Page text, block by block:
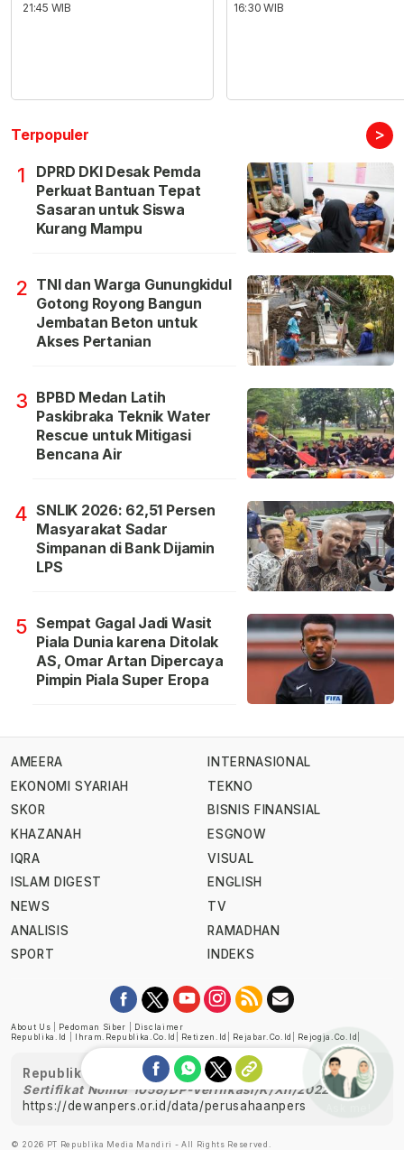
21:45 WIB
16:30 WIB
Terpopuler >
1
DPRD DKI Desak Pemda
Perkuat Bantuan Tepat
Sasaran untuk Siswa
Kurang Mampu
2 TNI dan Warga Gunungkidul
Gotong Royong Bangun
Jembatan Beton untuk
Akses Pertanian
3 BPBD Medan Latih
Paskibraka Teknik Water
Rescue untuk Mitigasi
Bencana Air
4 SNLIK 2026: 62,51 Persen
Masyarakat Sadar
Simpanan di Bank Dijamin
LPS
5 Sempat Gagal Jadi Wasit
Piala Dunia karena Ditolak
AS, Omar Artan Dipercaya
Pimpin Piala Super Eropa
AMEERA
EKONOMI SYARIAH
SKOR
KHAZANAH
IQRA
ISLAM DIGEST
NEWS
ANALISIS
SPORT
INTERNASIONAL
TEKNO
BISNIS FINANSIAL
ESGNOW
VISUAL
ENGLISH
TV
RAMADHAN
INDEKS
About Us Pedoman Siber
Disclaimer
Republika.id
Ihram.republika.co.id Retizen.id Rejabar.co.id Rejogja.co.id
Republika telah diverifikasi oleh Dewan Pers
Sertifikat Nomor 1058/DP-Verifikasi/K/XII/2022
https://dewanpers.or.id/data/perusahaanpers
© 2026 PT Republika Media Mandiri - All Rights Reserved.